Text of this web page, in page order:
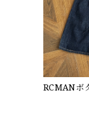
RCMANボ